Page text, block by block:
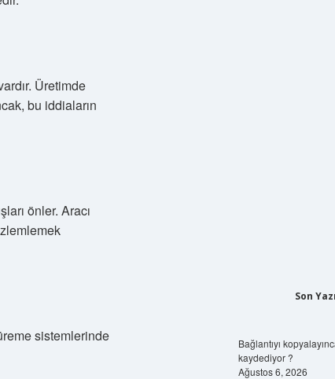
Üretimde
bu iddiaların
önler. Aracı
sistemlerinde
Son
Bağlantıyı
kaydediyor ?
Ağustos 6, 2026